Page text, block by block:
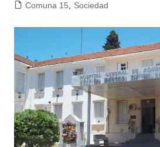
Comuna 15
Sociedad